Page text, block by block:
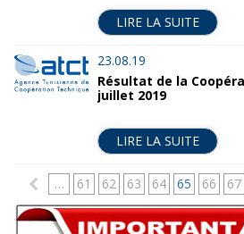
LIRE LA SUITE
23.08.19
Résultat de la
juillet 2019
LIRE LA SUITE
a
g
… 61 62 63 64 65 66 67